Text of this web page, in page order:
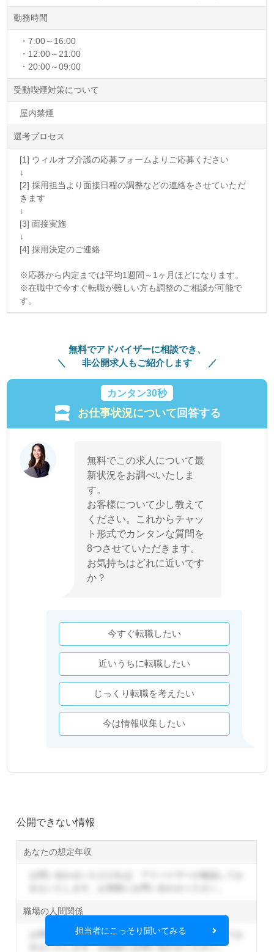
勤務時間
・7:00～16:00
・12:00～21:00
・20:00～09:00
受動喫煙対策について
屋内禁煙
選考プロセス
[1] ウィルオブ介護の応募フォームよりご応募ください
↓
[2] 採用担当より面接日程の調整などの連絡をさせていただ
きます
↓
[3] 面接実施
↓
[4] 採用決定のご連絡
※応募から内定までは平均1週間～1ヶ月ほどになります。
※在職中で今すぐ転職が難しい方も調整のご相談が可能で
す。
無料でアドバイザーに相談でき、
非公開求人もご紹介します
カンタン30秒
お仕事状況について回答する
無料でこの求人について最
新状況をお調べいたしま
す。
お客様について少し教えて
ください。これからチャッ
ト形式でカンタンな質問を
8つさせていただきます。
お気持ちはどれに近いです
か？
今すぐ転職したい
近いうちに転職したい
じっくり転職を考えたい
今は情報収集したい
公開できない情報
あなたの想定年収
職場の人間関係
お問い合わせいただければ、アドバイザーが確認してお
伝えいたします。お気軽にお問い合わせください。
担当者にこっそり聞いてみる